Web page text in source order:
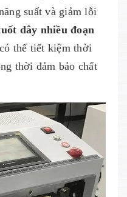
suất và giảm lỗi
dây nhiều đoạn
thể tiết kiệm thời
thời đảm bảo chất